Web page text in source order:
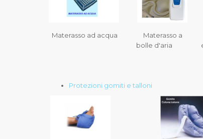
Materasso ad acqua
bolle d'aria elementi
Protezioni gomiti e talloni